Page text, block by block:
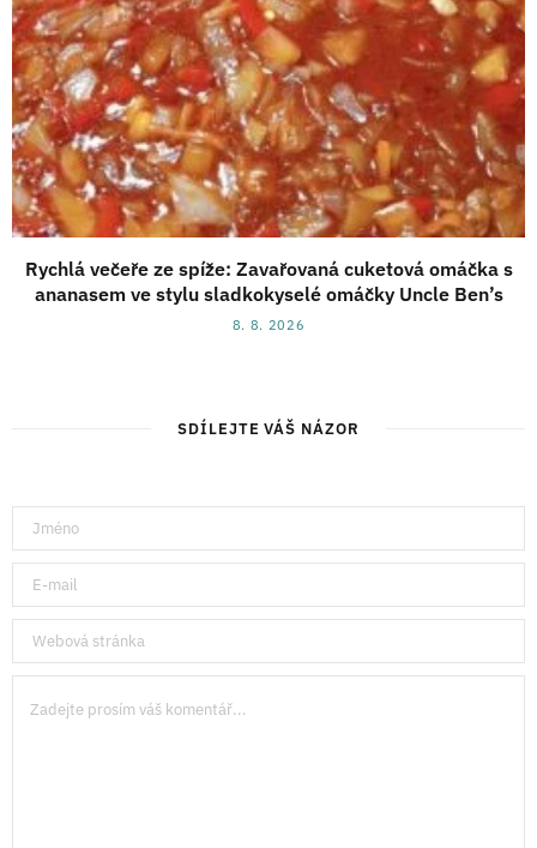
Rychlá večeře ze spíže: Zavařovaná cuketová omáčka s
ananasem ve stylu sladkokyselé omáčky Uncle Ben’s
8. 8. 2026
SDÍLEJTE VÁŠ NÁZOR